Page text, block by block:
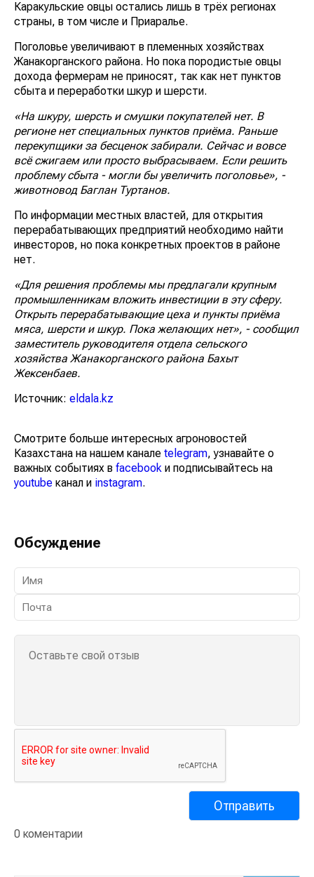
Каракульские овцы остались лишь в трёх регионах
страны, в том числе и Приаралье.
Поголовье увеличивают в племенных хозяйствах
Жанакорганского района. Но пока породистые овцы
дохода фермерам не приносят, так как нет пунктов
сбыта и переработки шкур и шерсти.
«На шкуру, шерсть и смушки покупателей нет. В
регионе нет специальных пунктов приёма. Раньше
перекупщики за бесценок забирали. Сейчас и вовсе
всё сжигаем или просто выбрасываем. Если решить
проблему сбыта - могли бы увеличить поголовье», -
животновод Баглан Туртанов.
По информации местных властей, для открытия
перерабатывающих предприятий необходимо найти
инвесторов, но пока конкретных проектов в районе
нет.
«Для решения проблемы мы предлагали крупным
промышленникам вложить инвестиции в эту сферу.
Открыть перерабатывающие цеха и пункты приёма
мяса, шерсти и шкур. Пока желающих нет», - сообщил
заместитель руководителя отдела сельского
хозяйства Жанакорганского района Бахыт
Жексенбаев.
Источник: eldala.kz
Смотрите больше интересных агроновостей
Казахстана на нашем канале telegram, узнавайте о
важных событиях в facebook и подписывайтесь на
youtube канал и instagram.
Обсуждение
0 коментарии